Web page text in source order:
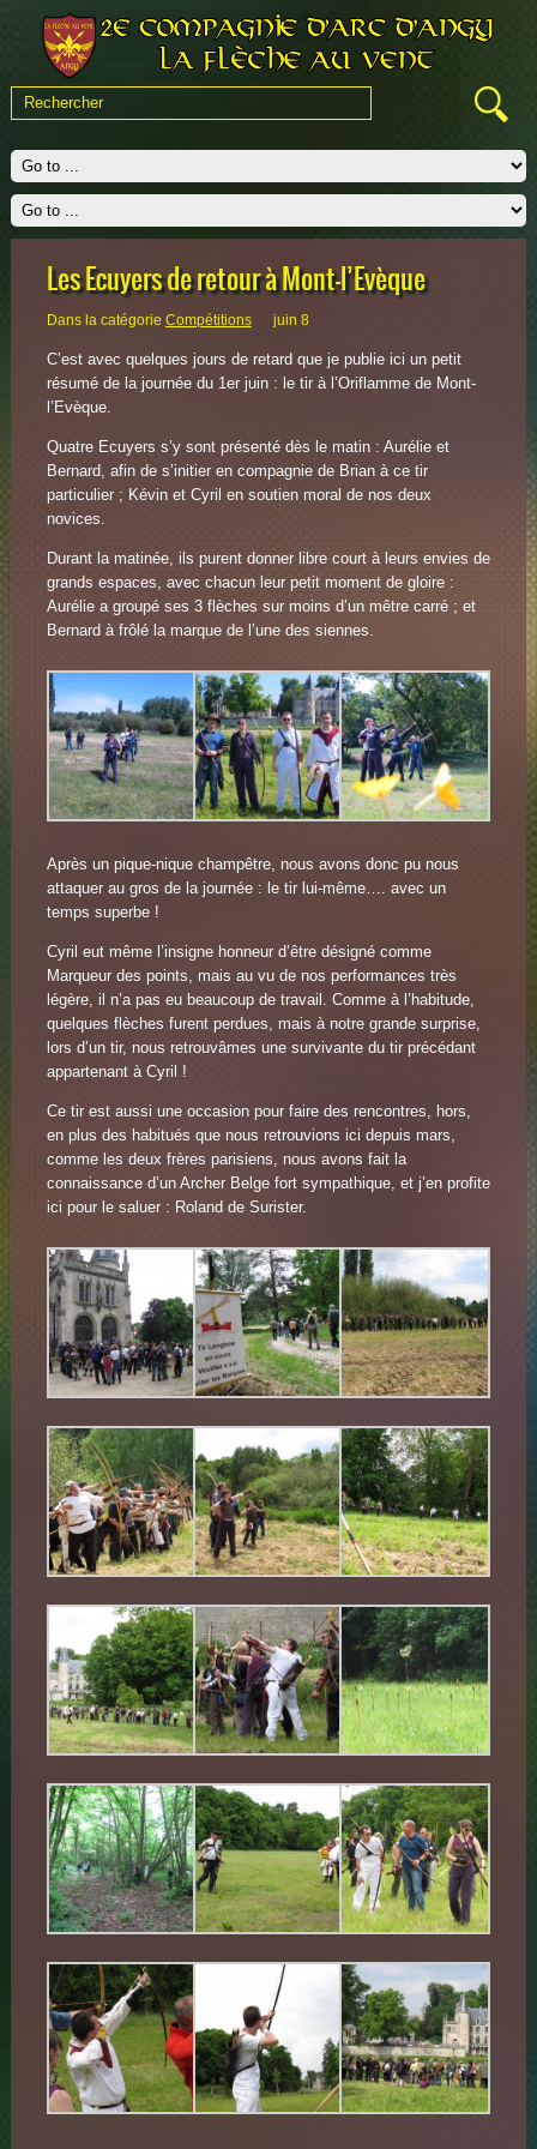
Les Ecuyers de retour à Mont-l’Evèque
Dans la catégorie Compétitions juin 8
C’est avec quelques jours de retard que je publie ici un petit
résumé de la journée du 1er juin : le tir à l’Oriflamme de Mont-
l’Evèque.
Quatre Ecuyers s’y sont présenté dès le matin : Aurélie et
Bernard, afin de s’initier en compagnie de Brian à ce tir
particulier ; Kévin et Cyril en soutien moral de nos deux
novices.
Durant la matinée, ils purent donner libre court à leurs envies de
grands espaces, avec chacun leur petit moment de gloire :
Aurélie a groupé ses 3 flèches sur moins d’un mêtre carré ; et
Bernard à frôlé la marque de l’une des siennes.
Après un pique-nique champêtre, nous avons donc pu nous
attaquer au gros de la journée : le tir lui-même…. avec un
temps superbe !
Cyril eut même l’insigne honneur d’être désigné comme
Marqueur des points, mais au vu de nos performances très
légère, il n’a pas eu beaucoup de travail. Comme à l’habitude,
quelques flèches furent perdues, mais à notre grande surprise,
lors d’un tir, nous retrouvâmes une survivante du tir précédant
appartenant à Cyril !
Ce tir est aussi une occasion pour faire des rencontres, hors,
en plus des habitués que nous retrouvions ici depuis mars,
comme les deux frères parisiens, nous avons fait la
connaissance d’un Archer Belge fort sympathique, et j’en profite
ici pour le saluer : Roland de Surister.